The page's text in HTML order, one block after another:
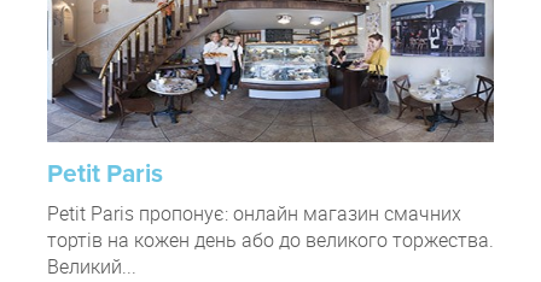
Petit Paris
Petit Paris пропонує: онлайн магазин смачних
тортів на кожен день або до великого торжества.
Великий...